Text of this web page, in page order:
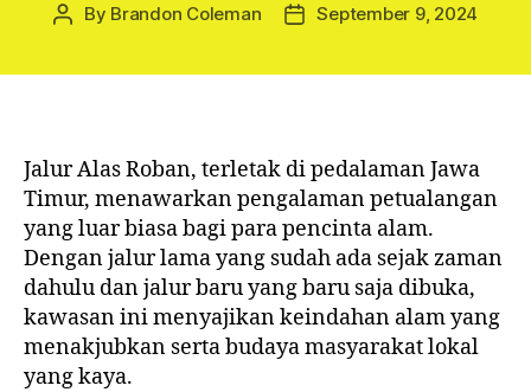
Post
By Brandon Coleman
PostSeptember 9, 2024
Jalur Alas Roban, terletak di pedalaman Jawa
Timur, menawarkan pengalaman petualangan
yang luar biasa bagi para pencinta alam.
Dengan jalur lama yang sudah ada sejak zaman
dahulu dan jalur baru yang baru saja dibuka,
kawasan ini menyajikan keindahan alam yang
menakjubkan serta budaya masyarakat lokal
yang kaya.